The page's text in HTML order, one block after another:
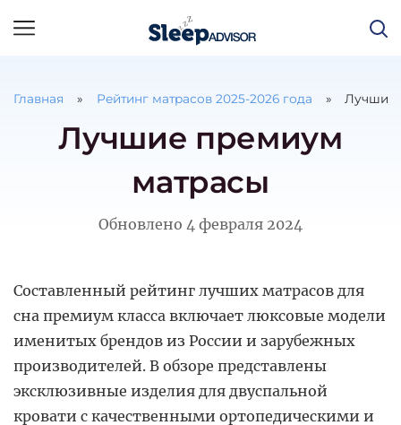
Главная Рейтинг матрасов 2025-2026года Лучшие
Лучшие премиум
матрасы
Обновлено 4 февраля 2024
Составленный рейтинг лучших матрасов для
сна премиум класса включает люксовые модели
именитых брендов из России и зарубежных
производителей. В обзоре представлены
эксклюзивные изделия для двуспальной
кровати с качественными ортопедическими и